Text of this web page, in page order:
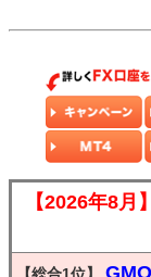
【2026年8